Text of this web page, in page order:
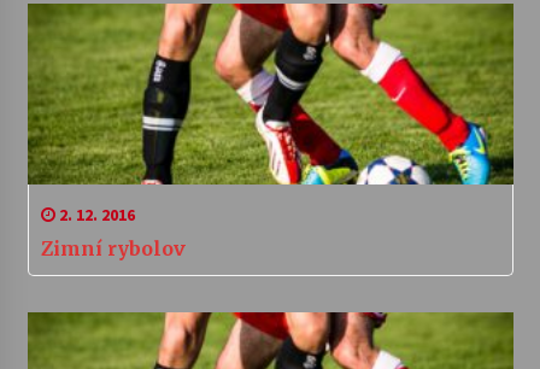
2. 12. 2016
Zimní rybolov